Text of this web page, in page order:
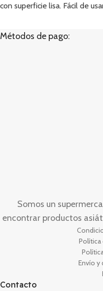
con superficie lisa. Fácil de
Métodos de pago:
Somos un
encontrar productos
Política
Envío y
Contacto